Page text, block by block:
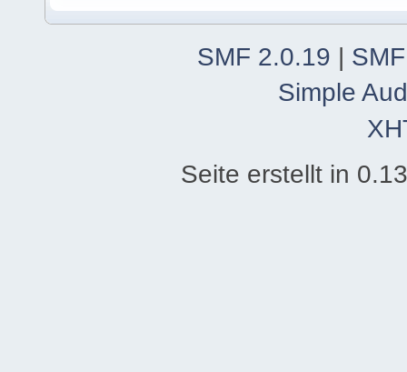
SMF 2.0.19 |
Simple
Seite erstellt in